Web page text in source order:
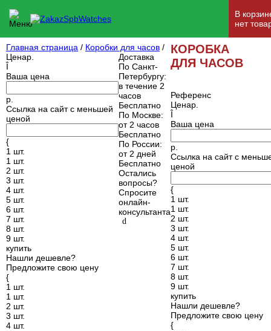
Главная страница / Коробки для часов /
Ценар.
Î
Ваша цена
р.
Ссылка на сайт с меньшей
ценой
{
1 шт.
1 шт.
2 шт.
3 шт.
4 шт.
5 шт.
6 шт.
7 шт.
8 шт.
9 шт.
купить
Нашли дешевле?
Предложите свою цену
{
1 шт.
1 шт.
2 шт.
3 шт.
4 шт.
Доставка
По Санкт-
Петербургу:
в течение 2
часов
Бесплатно
По Москве:
от 2 часов
Бесплатно
По России:
от 2 дней
Бесплатно
Остались
вопросы?
Спросите
онлайн-
консультанта
d
КОРОБКА
ДЛЯ ЧАСОВ
Референс
Ценар.
Î
Ваша цена
р.
Ссылка на сайт с
ценой
{
1 шт.
1 шт.
2 шт.
3 шт.
4 шт.
5 шт.
6 шт.
7 шт.
8 шт.
9 шт.
купить
Нашли дешевле?
Предложите свою цену
{
В
нет